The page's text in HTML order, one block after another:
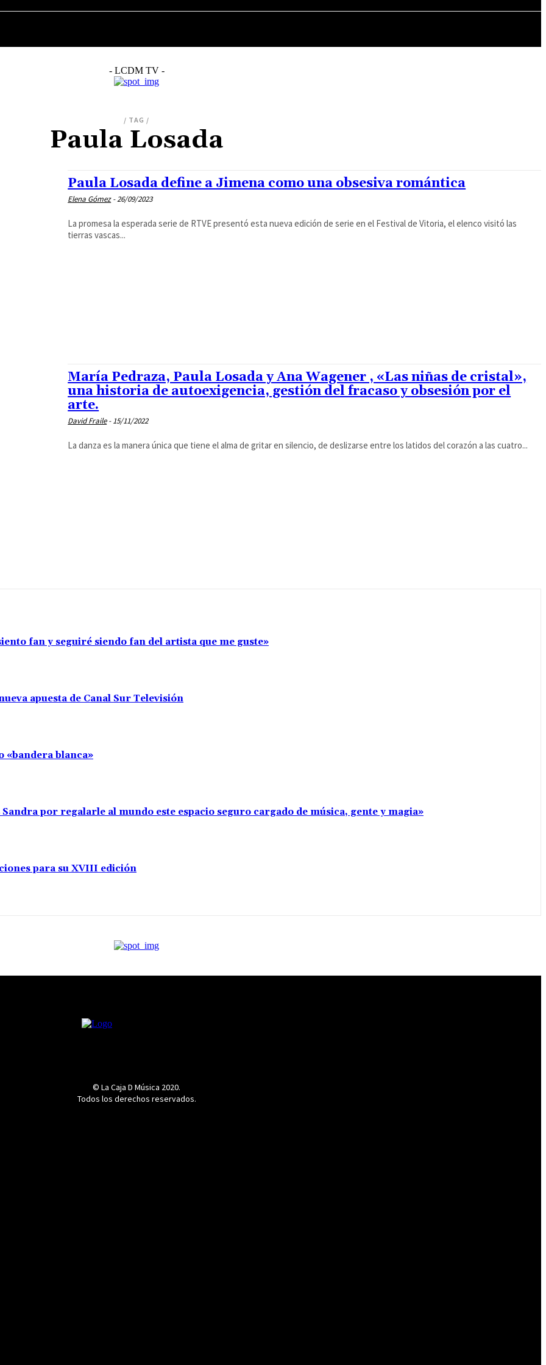
- LCDM TV -
/ TAG /
Paula Losada
Paula Losada define a Jimena como una obsesiva romántica
Elena Gómez -26/09/2023
La promesa la esperada serie de RTVE presentó esta nueva edición de serie en el Festival de Vitoria, el elenco visitó las
tierras vascas...
María Pedraza, Paula Losada y Ana Wagener , «Las niñas de cristal»,
una historia de autoexigencia, gestión del fracaso y obsesión por el
arte.
David Fraile - 15/11/2022
La danza es la manera única que tiene el alma de gritar en silencio, de deslizarse entre los latidos del corazón a las cuatro...
fan y seguiré siendo fan del artista que me guste»
apuesta de Canal Sur Televisión
«bandera blanca»
por regalarle al mundo este espacio seguro cargado de música, gente y magia»
para su XVIII edición
© La Caja D Música 2020.
Todos los derechos reservados.